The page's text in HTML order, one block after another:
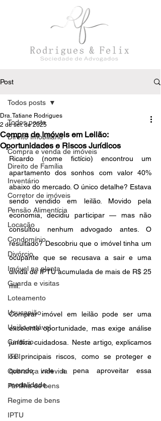
Post
Todos posts
Direito Imobiliário
Compra e venda de imóveis
Direito de Família
Inventário
Corretor de imóveis
Pensão Alimentícia
Locação
Condomínio
Divórcio
Imóvel na planta
Guarda e visitas
Loteamento
Usucapião
União estável
Cartório
ITBI
Cobrança indevida
Partilha de bens
Regime de bens
IPTU
Todos posts
Compra de Imóveis em Leilão:
Oportunidades e Riscos Jurídicos
Dra. Tatiane Rodrigues
2 de set. de 2025
Ricardo (nome fictício) encontrou um
apartamento dos sonhos com valor 40%
abaixo do mercado. O único detalhe? Estava
sendo vendido em leilão. Movido pela
economia, decidiu participar — mas não
consultou nenhum advogado antes. O
resultado? Descobriu que o imóvel tinha um
ocupante que se recusava a sair e uma
dívida de IPTU acumulada de mais de R$ 25
mil.
Comprar imóvel em leilão pode ser uma
excelente oportunidade, mas exige análise
jurídica cuidadosa. Neste artigo, explicamos
os principais riscos, como se proteger e
quando vale a pena aproveitar essa
modalidade.